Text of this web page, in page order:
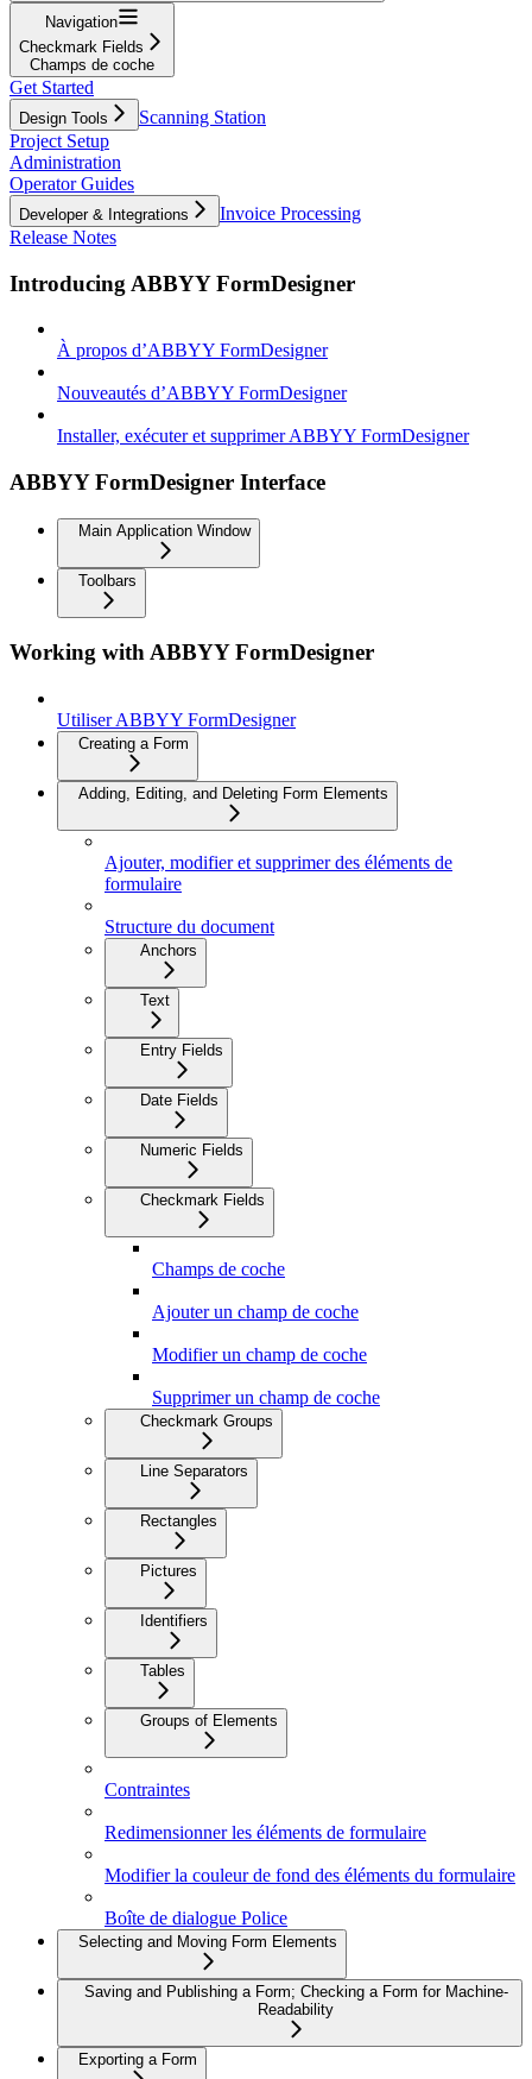
Navigation
Checkmark Fields
Champs de coche
Get Started
Design Tools
Scanning Station
Project Setup
Administration
Operator Guides
Developer & Integrations
Invoice Processing
Release Notes
Introducing ABBYY FormDesigner
À propos d’ABBYY FormDesigner
Nouveautés d’ABBYY FormDesigner
Installer, exécuter et supprimer ABBYY FormDesigner
ABBYY FormDesigner Interface
Main Application Window
Toolbars
Working with ABBYY FormDesigner
Utiliser ABBYY FormDesigner
Creating a Form
Adding, Editing, and Deleting Form Elements
Ajouter, modifier et supprimer des éléments de
formulaire
Structure du document
Anchors
Text
Entry Fields
Date Fields
Numeric Fields
Checkmark Fields
Champs de coche
Ajouter un champ de coche
Modifier un champ de coche
Supprimer un champ de coche
Checkmark Groups
Line Separators
Rectangles
Pictures
Identifiers
Tables
Groups of Elements
Contraintes
Redimensionner les éléments de formulaire
Modifier la couleur de fond des éléments du formulaire
Boîte de dialogue Police
Selecting and Moving Form Elements
Saving and Publishing a Form; Checking a Form for Machine-
Readability
Exporting a Form